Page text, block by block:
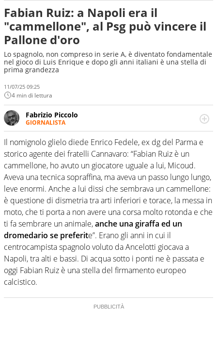
Fabian Ruiz: a Napoli era il
"cammellone", al Psg può vincere il
Pallone d'oro
Lo spagnolo, non compreso in serie A, è diventato fondamentale
nel gioco di Luis Enrique e dopo gli anni italiani è una stella di
prima grandezza
11/07/25 09:25
4 min di lettura
Fabrizio Piccolo
GIORNALISTA
Nella sua carriera ha seguito numerose manifestazioni
sportive e collaborato con agenzie e testate. Esperienza,
competenza, conoscenza e memoria storica. Si occupa
prevalentemente di calcio
Il nomignolo glielo diede Enrico Fedele, ex dg del Parma e
storico agente dei fratelli Cannavaro: “Fabian Ruiz è un
cammellone, ho avuto un giocatore uguale a lui, Micoud.
Aveva una tecnica sopraffina, ma aveva un passo lungo lungo,
leve enormi. Anche a lui dissi che sembrava un cammellone:
è questione di dismetria tra arti inferiori e torace, la messa in
moto, che ti porta a non avere una corsa molto rotonda e che
ti fa sembrare un animale,anche una giraffa ed un
dromedario se preferite”. Erano gli anni in cui il
centrocampista spagnolo voluto da Ancelotti giocava a
Napoli, tra alti e bassi. Di acqua sotto i ponti ne è passata e
oggi Fabian Ruiz è una stella del firmamento europeo
calcistico.